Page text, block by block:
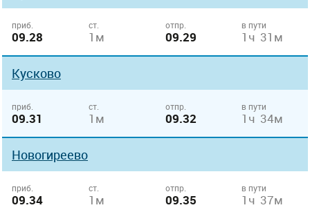
приб.
09.28
ст.
1м
отпр.
09.29
в пути
1ч 31м
Кусково
приб.
09.31
ст.
1м
отпр.
09.32
в пути
1ч 34м
Новогиреево
приб.
09.34
ст.
1м
отпр.
09.35
в пути
1ч 37м